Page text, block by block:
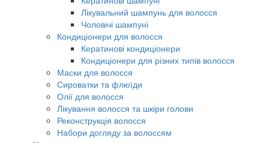
Лікувальний шампунь для волосся
Чоловічі шампуні
Кондиціонери для волосся
Кератинові кондиціонери
Кондиціонери для різних типів волосся
Маски для волосся
Сироватки та флюїди
Олії для волосся
Лікування волосся та шкіри голови
Реконструкція волосся
Набори догляду за волоссям